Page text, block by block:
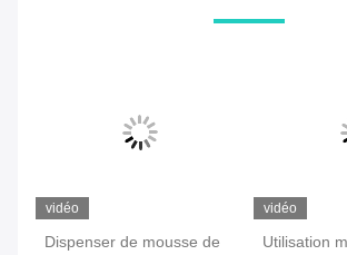
vidéo
Dispenser de mousse de
vidéo
Utilisation